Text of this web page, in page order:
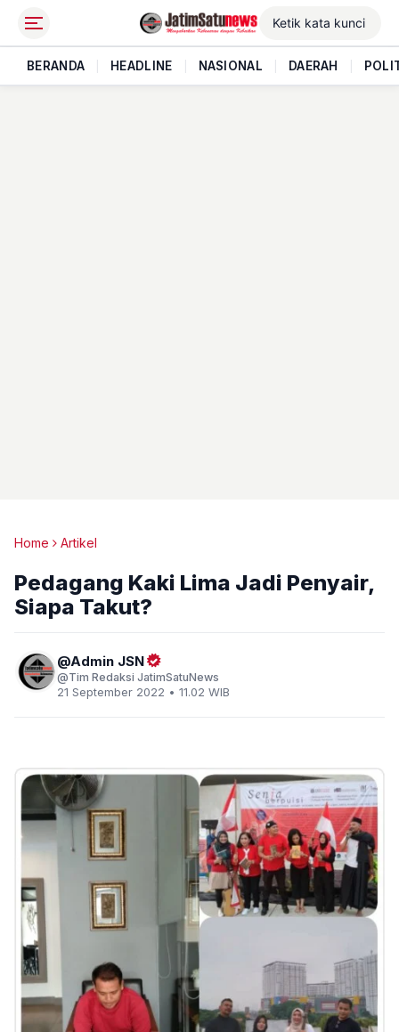
BERANDA HEADLINE NASIONAL DAERAH
Home Artikel
Pedagang Kaki Lima Jadi Penyair,
Siapa Takut?
Admin JSN
Tim Redaksi JatimSatuNews
21 September 2022 • 11.02 WIB